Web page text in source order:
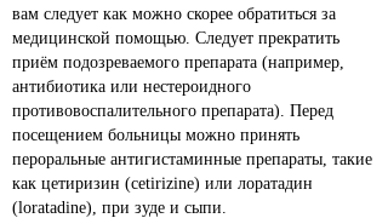
вам следует как можно скорее обратиться за
медицинской помощью. Следует прекратить
приём подозреваемого препарата (например,
антибиотика или нестероидного
противовоспалительного препарата). Перед
посещением больницы можно принять
пероральные антигистаминные препараты, такие
как цетиризин (cetirizine) или лоратадин
(loratadine), при зуде и сыпи.